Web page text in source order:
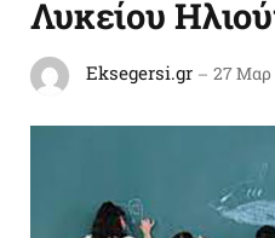
Λυκείου
Eksegersi.gr 27 Μαρ